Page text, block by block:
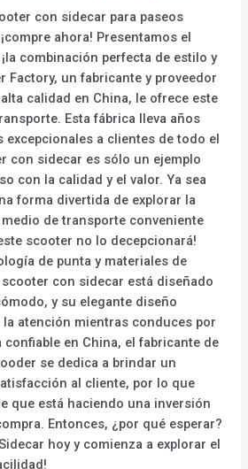
con sidecar para paseos
ahora! Presentamos el
combinación perfecta de estilo y
Factory, un fabricante y proveedor
calidad en China, le ofrece este
Esta fábrica lleva años
a clientes de todo el
con sidecar es sólo un ejemplo
con la calidad y el valor. Ya sea
forma divertida de explorar la
de transporte conveniente
scooter no lo decepcionará!
de punta y materiales de
con sidecar está diseñado
y su elegante diseño
atención mientras conduces por
confiable en China, el fabricante de
se dedica a brindar un
al cliente, por lo que
que está haciendo una inversión
Entonces, ¿por qué esperar?
hoy y comienza a explorar el